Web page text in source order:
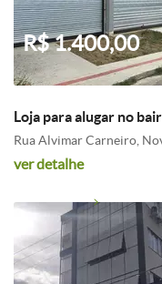
R$ 1.400,00
Loja para alugar no
Rua Alvimar Carneiro,
ver detalhe